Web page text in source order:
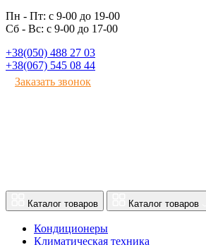
Пн - Пт: с 9-00 до 19-00
Сб - Вс: с 9-00 до 17-00
+38(050) 488 27 03
+38(067) 545 08 44
Заказать звонок
Каталог товаров Каталог товаров
Кондиционеры
Климатическая техника